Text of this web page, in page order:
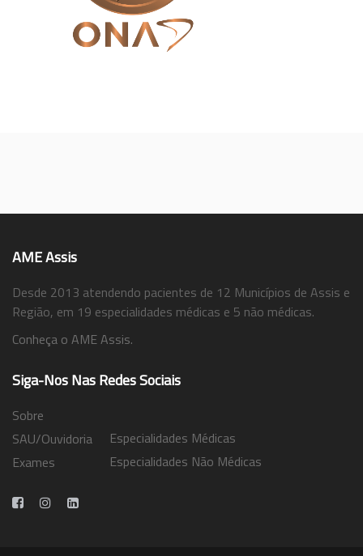
AME Assis
Desde 2013 atendendo pacientes de 12 Municípios de Assis e
Região, em 19 especialidades médicas e 5 não médicas.
Conheça o AME Assis.
Siga-Nos Nas Redes Sociais
Sobre
SAU/Ouvidoria
Exames
Especialidades Médicas
Especialidades Não Médicas